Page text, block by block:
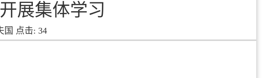
展集体学习
国 点击: 34